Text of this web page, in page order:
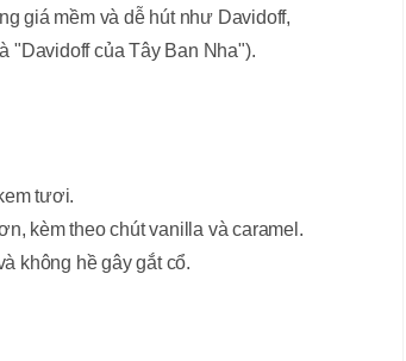
giá mềm và dễ hút như Davidoff,
"Davidoff của Tây Ban Nha").
tươi.
kèm theo chút vanilla và caramel.
không hề gây gắt cổ.